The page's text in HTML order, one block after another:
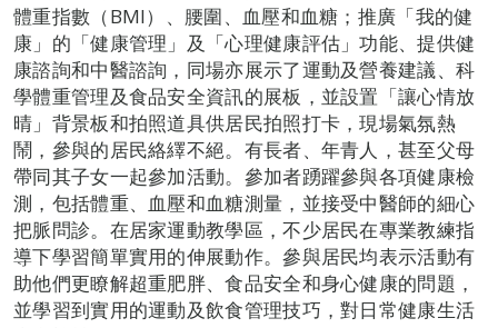
體重指數（BMI）、腰圍、血壓和血糖；推廣「我的健
康」的「健康管理」及「心理健康評估」功能、提供健
康諮詢和中醫諮詢，同場亦展示了運動及營養建議、科
學體重管理及食品安全資訊的展板，並設置「讓心情放
晴」背景板和拍照道具供居民拍照打卡，現場氣氛熱
鬧，參與的居民絡繹不絕。有長者、年青人，甚至父母
帶同其子女一起參加活動。參加者踴躍參與各項健康檢
測，包括體重、血壓和血糖測量，並接受中醫師的細心
把脈問診。在居家運動教學區，不少居民在專業教練指
導下學習簡單實用的伸展動作。參與居民均表示活動有
助他們更瞭解超重肥胖、食品安全和身心健康的問題，
並學習到實用的運動及飲食管理技巧，對日常健康生活